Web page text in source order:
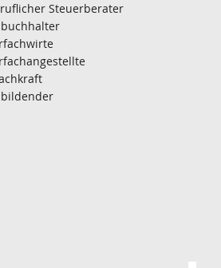
Steuerberater